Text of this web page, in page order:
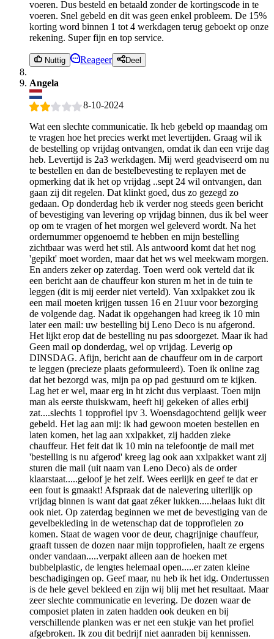
voeren. Dus besteld en betaald zonder de kortingscode in te
voeren. Snel gebeld en dit was geen enkel probleem. De 15%
korting word binnen 1 tot 4 werkdagen terug geboekt op onze
rekening. Super fijn en top service.
Nuttig Reageer Deel
Angela
8-10-2024
Wat een slechte communicatie. Ik heb gebeld op maandag om
te vragen hoe het precies werkt met levertijden. Graag wil ik
de bestelling op vrijdag ontvangen, omdat ik dan een vrije dag
heb. Levertijd is 2a3 werkdagen. Mij werd geadviseerd om nu
te bestellen en dan de bestelbevesting te replayen met de
opmerking dat ik het op vrijdag ..sept 24 wil ontvangen, dan
gaan zij dit regelen. Dat klinkt goed, dus zo gezegd zo
gedaan. Op donderdag heb ik verder nog steeds geen bericht
of bevestiging van levering op vrijdag binnen, dus ik bel weer
op om te vragen of het morgen wel geleverd wordt. Na het
ordernummer opgenoemd te hebben en mijn bestelling
zichtbaar was werd het stil. Als antwoord komt dat het nog
'gepikt' moet worden, maar dat het ws wel meekwam morgen.
En anders zeker op zaterdag. Toen werd ook verteld dat ik
een bericht aan de chauffeur kon sturen m het in de tuin te
leggen (dit is mij eerder niet verteld). Van xxlpakket zou ik
een mail moeten krijgen tussen 16 en 21uur voor bezorging
de volgende dag. Nadat ik opgehangen had kreeg ik 10 min
later een mail: uw bestelling bij Leno Deco is nu afgerond.
Het lijkt erop dat de bestelling nu pas sdoorgezet. Maar ik had
Geen mail op donderdag, wel op vrijdag. Leverig op
DINSDAG. Afijn, bericht aan de chauffeur om in de carport
te leggen (precieze plaats geformuleerd). Toen ik online zag
dat het bezorgd was, mijn pa op pad gestuurd om te kijken.
Lag het er wel, maar erg in ht zicht dus verplaast. Toen mijn
man als eerste thuiskwam, heeft hij gekeken of alles erbij
zat....slechts 1 topprofiel ipv 3. Woensdagochtend gelijk weer
gebeld. Het lag aan mij: ik had gewoon moeten bestellen en
laten komen, het lag aan xxlpakket, zij hadden zieke
chauffeur. Het feit dat ik 10 min na telefoontje de mail met
'bestelling is nu afgerod' kreeg lag ook aan xxlpakket want zij
sturen die mail (uit naam van Leno Deco) als de order
klaarstaat.....geloof je het zelf. Wees eerlijk en geef te dat er
een fout is gmaakt! Afspraak dat de nalevering uiterlijk op
vrijdag binnen is want dat gaat zéker lukken.....helaas lukt dit
ook niet. Op zaterdag beginnen we met de bevestiging van de
gevelbekleding in de wetenschap dat de topprofielen zo
komen. Staat de wagen voor de deur, chagrijnige chauffeur,
graaft tussen de dozen naar mijn topprofielen, haalt ze ergens
onder vandaan.....verpakt alleen aan de hoeken met
bubbelplastic, de lengtes helemaal open.....er zaten kleine
beschadigingen op. Geef maar, nu heb ik het idg. Ondertussen
is de hele gevel bekleed en zijn wij blij met het resultaat. Maar
zeer slechte communicatie en levering. De dozen waar de
composiet platen in zaten hadden ook deuken en bij
verschillende planken was er net een stukje van het profiel
afgebroken. Ik zou dit bedrijf niet aanraden bij kennissen.